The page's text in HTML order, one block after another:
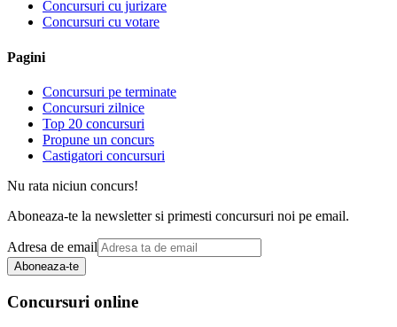
Concursuri cu jurizare
Concursuri cu votare
Pagini
Concursuri pe terminate
Concursuri zilnice
Top 20 concursuri
Propune un concurs
Castigatori concursuri
Nu rata niciun concurs!
Aboneaza-te la newsletter si primesti concursuri noi pe email.
Adresa de email
Aboneaza-te
Concursuri online